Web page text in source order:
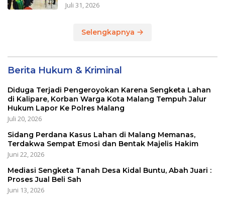
Juli 31, 2026
Selengkapnya
Berita Hukum & Kriminal
Diduga Terjadi Pengeroyokan Karena Sengketa Lahan
di Kalipare, Korban Warga Kota Malang Tempuh Jalur
Hukum Lapor Ke Polres Malang
Juli 20, 2026
Sidang Perdana Kasus Lahan di Malang Memanas,
Terdakwa Sempat Emosi dan Bentak Majelis Hakim
Juni 22, 2026
Mediasi Sengketa Tanah Desa Kidal Buntu, Abah Juari :
Proses Jual Beli Sah
Juni 13, 2026